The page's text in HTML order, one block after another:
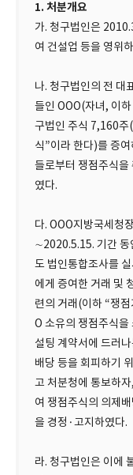
1. 처분개요
가. 청구법인은
여 건설업 등을 영위
나. 청구법인의 전 대
들인 OOO(자녀, 이
구법인 주식 7,160주
식”이라 한다)를 증
들로부터 쟁점주식
였다.
다. OOO지방국세청
∼2020.5.15. 기간 동
도 법인통합조사를
에게 증여한 거래 및
련의 거래(이하 “쟁
O 소유의 쟁점주식을
설팅 계약서에 드러
배당 등을 회피하기
고 처분청에 통보하
여 쟁점주식의 의제
을 경정·고지하였다.
라. 청구법인은 이에